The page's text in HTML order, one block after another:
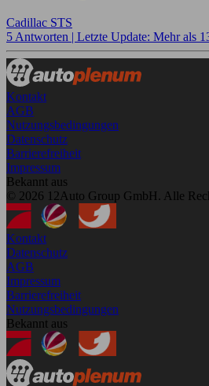
Cadillac STS
5 Antworten | Letzte Update: Mehr als
Kontakt
AGB
Nutzungsbedingungen
Datenschutz
Barrierefreiheit
Impressum
Bekannt aus
© 2026 12Auto Group GmbH. Alle
Kontakt
Datenschutz
AGB
Impressum
Barrierefreiheit
Nutzungsbedingungen
Bekannt aus